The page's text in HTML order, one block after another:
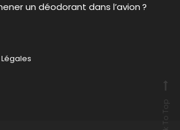
un déodorant dans l’avion ?